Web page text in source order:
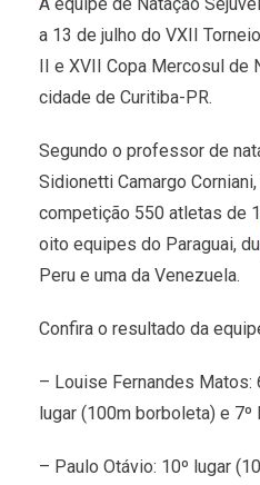
a 13 de julho do VXII
II e XVII Copa Mercosul
cidade de Curitiba-PR.
Segundo o professor de
Sidionetti Camargo
competição 550 atletas de
oito equipes do Paraguai,
Peru e uma da Venezuela.
Confira o resultado da
– Louise Fernandes Matos:
lugar (100m borboleta) e
– Paulo Otávio: 10º lugar